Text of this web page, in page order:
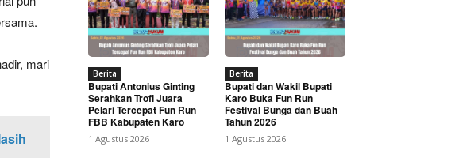
mari
Berita
Bupati Antonius Ginting
Serahkan Trofi Juara
Pelari Tercepat Fun Run
FBB Kabupaten Karo
1 Agustus 2026
Berita
Bupati dan Wakil Bupati
Karo Buka Fun Run
Festival Bunga dan Buah
Tahun 2026
1 Agustus 2026